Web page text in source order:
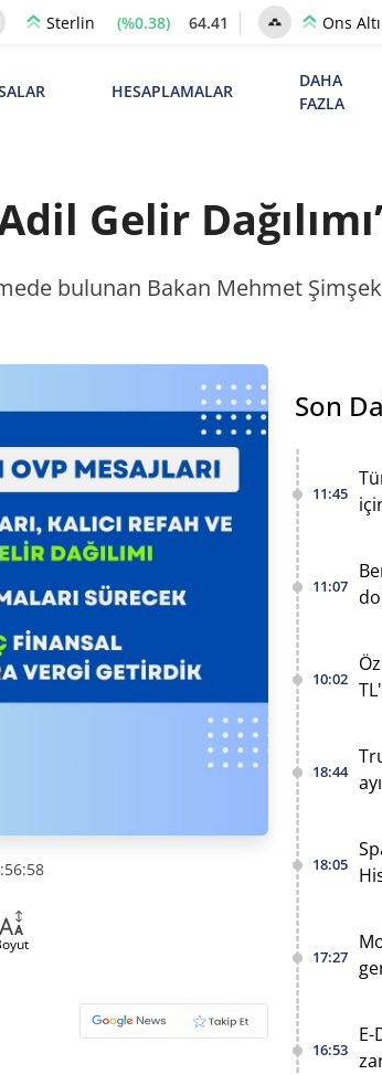
Sterlin (%0.38) 64.41 Ons
HESAPLAMALAR
DAHA
FAZLA
Gelir
bulunan Bakan Mehmet Şimşek,
Son
11:45
11:07
10:02
18:44
18:05
17:27
16:53
E-